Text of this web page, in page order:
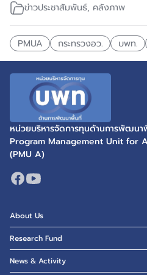
ข่าวประชาสัมพันธ์, คลังภาพ
PMUA กระทรวงอว. บพท.
หน่วยบริหารจัดการทุนด้านการพัฒน
Program Management Unit for
(PMU A)
About Us
Research Fund
News & Activity